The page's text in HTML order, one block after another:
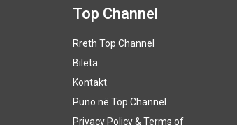
Top Channel
Rreth Top Channel
Bileta
Kontakt
Puno në Top Channel
Privacy Policy & Terms of